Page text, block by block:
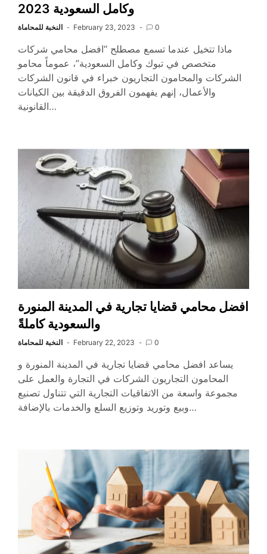
وكامل السعودية 2023
النخبة للمحاماة February 23, 2023 0
ماذا تتخيل عندما تسمع مصطلح “افضل محامي شركات
متخصص في تبوك وكامل السعودية”، عموماً محامو
الشركات والمحامون التجاريون خبراء في قانون الشركات
والأعمال، إنهم يفهمون الفروق الدقيقة بين الكيانات
القانونية…
افضل محامي قضايا تجارية في المدينة المنورة
والسعودية كاملةً
النخبة للمحاماة February 22, 2023 0
يساعد افضل محامي قضايا تجارية في المدينة المنورة و
المحامون التجاريون الشركات في التجارة والعمل على
مجموعة واسعة من الاتفاقيات التجارية التي تتناول تصنيع
وبيع وتوريد وتوزيع السلع والخدمات بالإضافة…